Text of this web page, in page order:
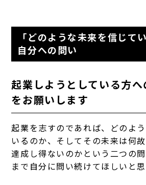
「どのような未来を信じて
自分への問い
起業しようとしている方
をお願いします
起業を志すのであれば、どのよ
いるのか、そしてその未来は何
達成し得ないのかという二つの
まで自分に問い続けてほしいと思